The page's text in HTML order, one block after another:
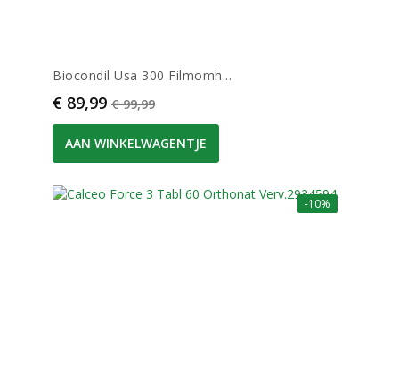
Biocondil Usa 300 Filmomh...
Prijs
€ 89,99 Normale prijs
€ 99,99
AAN WINKELWAGENTJE
-10%